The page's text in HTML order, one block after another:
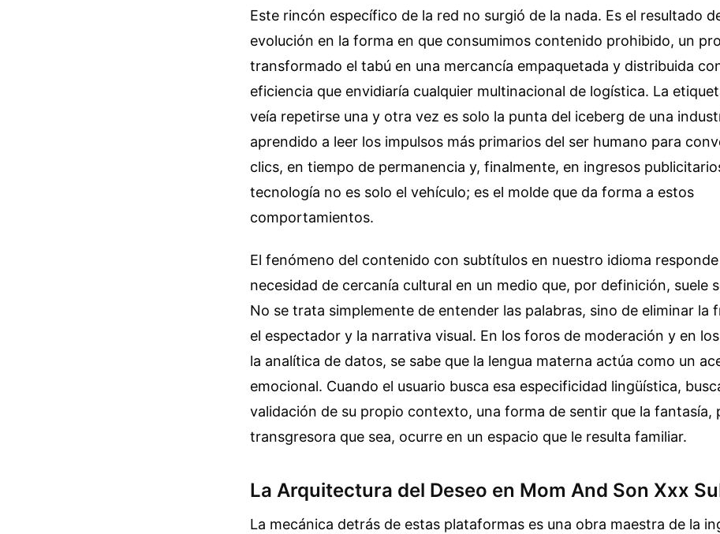
Este rincón específico de la red no surgió de la nada. Es el resultado
evolución en la forma en que consumimos contenido prohibido, un
transformado el tabú en una mercancía empaquetada y distribuida
eficiencia que envidiaría cualquier multinacional de logística. La
veía repetirse una y otra vez es solo la punta del iceberg de una
aprendido a leer los impulsos más primarios del ser humano para
clics, en tiempo de permanencia y, finalmente, en ingresos
tecnología no es solo el vehículo; es el molde que da forma a estos
comportamientos.
El fenómeno del contenido con subtítulos en nuestro idioma responde
necesidad de cercanía cultural en un medio que, por definición, suele
No se trata simplemente de entender las palabras, sino de eliminar la
el espectador y la narrativa visual. En los foros de moderación y en
la analítica de datos, se sabe que la lengua materna actúa como un
emocional. Cuando el usuario busca esa especificidad lingüística,
validación de su propio contexto, una forma de sentir que la fantasía,
transgresora que sea, ocurre en un espacio que le resulta familiar.
La Arquitectura del Deseo en Mom And Son Xxx
La mecánica detrás de estas plataformas es una obra maestra de la